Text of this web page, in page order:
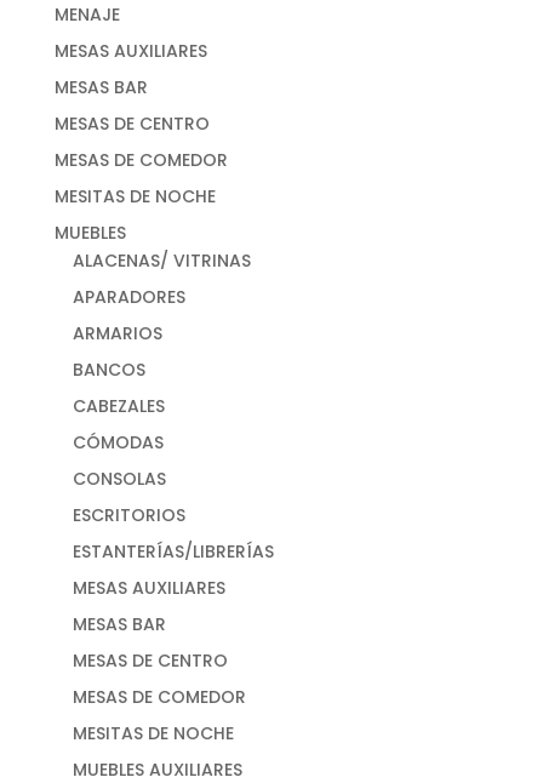
MENAJE
MESAS AUXILIARES
MESAS BAR
MESAS DE CENTRO
MESAS DE COMEDOR
MESITAS DE NOCHE
MUEBLES
ALACENAS/ VITRINAS
APARADORES
ARMARIOS
BANCOS
CABEZALES
CÓMODAS
CONSOLAS
ESCRITORIOS
ESTANTERÍAS/LIBRERÍAS
MESAS AUXILIARES
MESAS BAR
MESAS DE CENTRO
MESAS DE COMEDOR
MESITAS DE NOCHE
MUEBLES AUXILIARES